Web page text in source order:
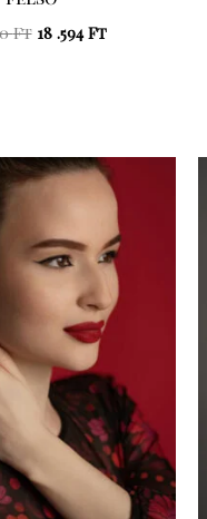
Ft 18 .594Ft